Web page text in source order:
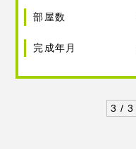
部屋数
完成年月
3 / 3